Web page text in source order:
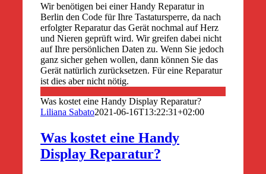
Wir benötigen bei einer Handy Reparatur in
Berlin den Code für Ihre Tastatursperre, da nach
erfolgter Reparatur das Gerät nochmal auf Herz
und Nieren geprüft wird. Wir greifen dabei nicht
auf Ihre persönlichen Daten zu. Wenn Sie jedoch
ganz sicher gehen wollen, dann können Sie das
Gerät natürlich zurücksetzen. Für eine Reparatur
ist dies aber nicht nötig.
Was kostet eine Handy Display Reparatur?
Liliana Sabato2021-06-16T13:22:31+02:00
Was kostet eine Handy
Display Reparatur?